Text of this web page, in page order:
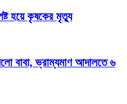
হয়ে কৃষকের মৃত্যু
বাবা, ভ্রাম্যমাণ আদালতে ৬